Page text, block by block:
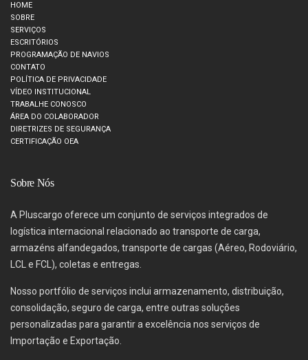
HOME
SOBRE
SERVIÇOS
ESCRITÓRIOS
PROGRAMAÇÃO DE NAVIOS
CONTATO
POLÍTICA DE PRIVACIDADE
VÍDEO INSTITUCIONAL
TRABALHE CONOSCO
ÁREA DO COLABORADOR
DIRETRIZES DE SEGURANÇA
CERTIFICAÇÃO OEA
Sobre Nós
A Pluscargo oferece um conjunto de serviços integrados de
logística internacional relacionado ao transporte de carga,
armazéns alfandegados, transporte de cargas (Aéreo, Rodoviário,
LCL e FCL), coletas e entregas.
Nosso portfólio de serviços inclui armazenamento, distribuição,
consolidação, seguro de carga, entre outras soluções
personalizadas para garantir a excelência nos serviços de
Importação e Exportação.